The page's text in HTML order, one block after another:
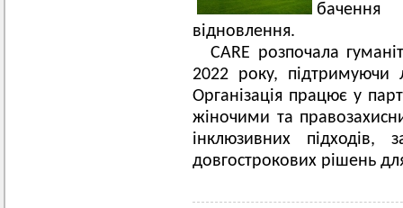
відновлення.
CARE розпочала
2022 року, підтримуючи
Організація працює у
жіночими та
інклюзивних підходів,
довгострокових рішень